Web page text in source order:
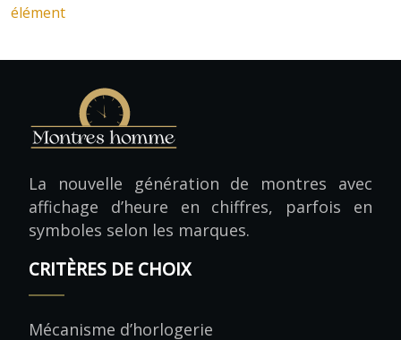
élément
La nouvelle génération de montres avec
affichage d’heure en chiffres, parfois en
symboles selon les marques.
CRITÈRES DE CHOIX
Mécanisme d’horlogerie